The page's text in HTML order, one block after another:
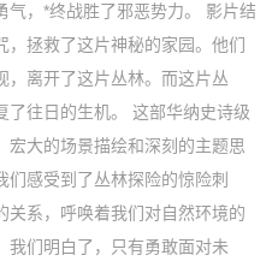
气，*终战胜了邪恶势力。 影片结
，拯救了这片神秘的家园。他们
，离开了这片丛林。而这片丛
了往日的生机。 这部华纳史诗级
宏大的场景描绘和深刻的主题思
感受到了丛林探险的惊险刺
关系，呼唤着我们对自然环境的
我们明白了，只有勇敢面对未